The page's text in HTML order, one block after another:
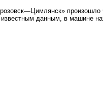
произошло
данным, в машине